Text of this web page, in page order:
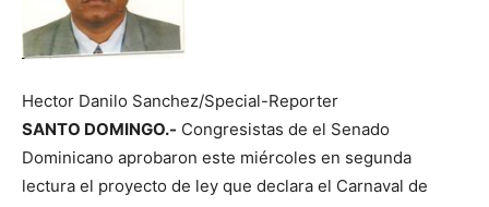
Hector Danilo Sanchez/Special-Reporter
SANTO DOMINGO.- Congresistas de el Senado
Dominicano aprobaron este miércoles en segunda
lectura el proyecto de ley que declara el Carnaval de